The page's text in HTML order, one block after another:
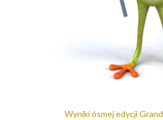
Wyniki ósmej edycji